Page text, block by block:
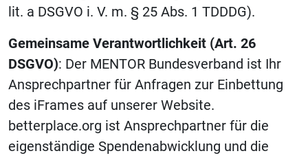
lit. a DSGVO i. V. m. § 25 Abs. 1 TDDDG).
Gemeinsame Verantwortlichkeit (Art. 26
DSGVO): Der MENTOR Bundesverband ist Ihr
Ansprechpartner für Anfragen zur Einbettung
des iFrames auf unserer Website.
betterplace.org ist Ansprechpartner für die
eigenständige Spendenabwicklung und die